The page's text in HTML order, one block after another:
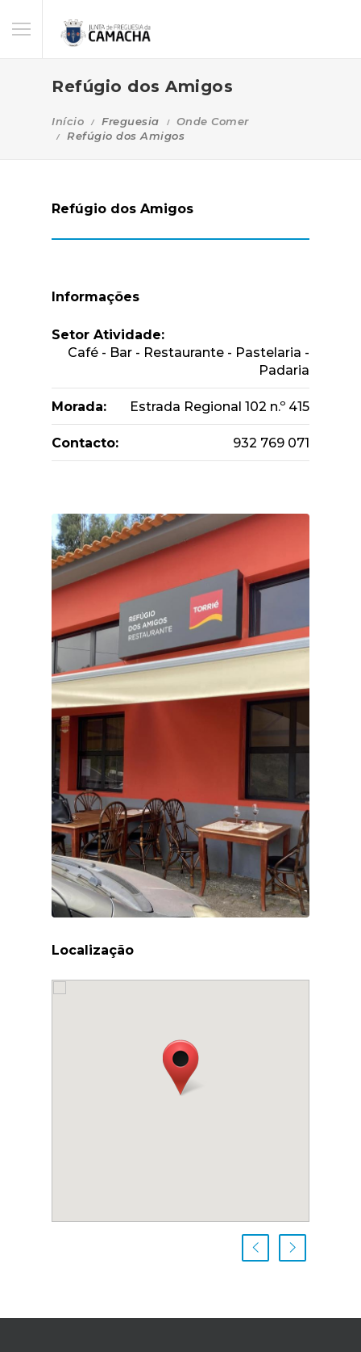
Refúgio dos Amigos
Início Freguesia
Onde Comer
Refúgio dos Amigos
Refúgio dos Amigos
Informações
Setor Atividade:
Café - Bar - Restaurante - Pastelaria -
Padaria
Morada: Estrada Regional 102 n.º 415
Contacto: 932 769 071
Localização